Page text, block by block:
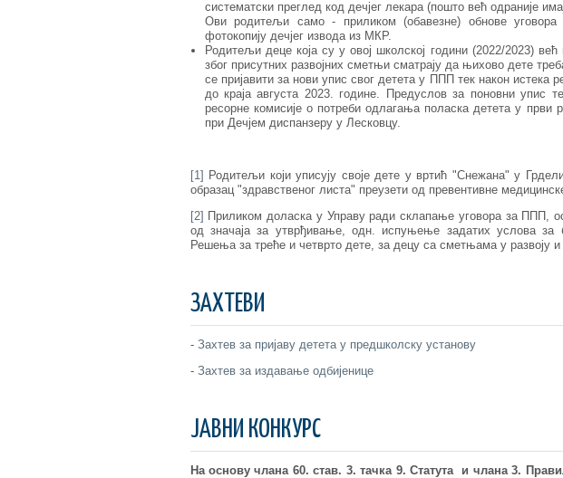
систематски преглед код дечјег лекара (пошто већ одраније
Ови родитељи само - приликом (обавезне) обнове
фотокопију дечјег извода из МКР.
Родитељи деце која су у овој школској години (2022/2023)
због присутних развојних сметњи сматрају да њихово дете
се пријавити за нови упис свог детета у ППП тек након истека
до краја августа 2023. године. Предуслов за поновни
ресорне комисије о потреби одлагања поласка детета у
при Дечјем диспанзеру у Лесковцу.
[1] Родитељи који уписују своје дете у вртић "Снежана" у
образац "здравственог листа" преузети од превентивне
[2] Приликом доласка у Управу ради склапање уговора за ППП,
од значаја за утврђивање, одн. испуњење задатих услова за
Решења за треће и четврто дете, за децу са сметњама у развоју
ЗАХТЕВИ
- Захтев за пријаву детета у предшколску установу
- Захтев за издавање одбијенице
ЈАВНИ КОНКУРС
На основу члана 60. став. 3. тачка 9. Статута и члана 3.